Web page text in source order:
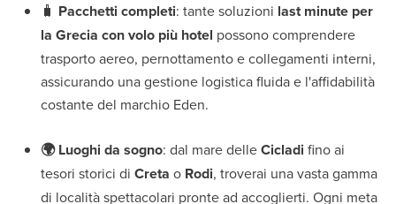
🧳 Pacchetti completi: tante soluzioni last minute per
la Grecia con volo più hotel possono comprendere
trasporto aereo, pernottamento e collegamenti interni,
assicurando una gestione logistica fluida e l'affidabilità
costante del marchio Eden.
🌍 Luoghi da sogno: dal mare delleCicladi fino ai
tesori storici di Creta o Rodi, troverai una vasta gamma
di località spettacolari pronte ad accoglierti. Ogni meta